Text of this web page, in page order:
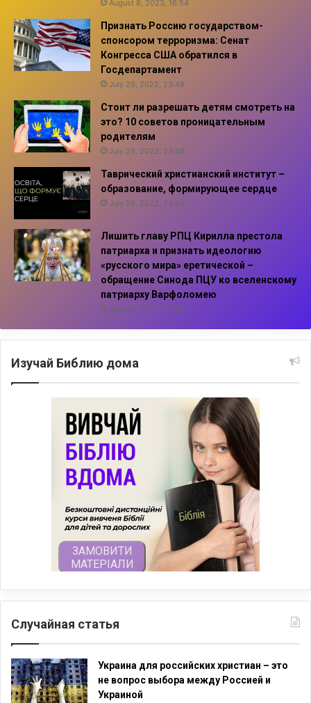
August 8, 2023, 16:54
Признать Россию государством-
спонсором терроризма: Сенат
Конгресса США обратился в
Госдепартамент
July 29, 2022, 23:49
Стоит ли разрешать детям смотреть на
это? 10 советов проницательным
родителям
July 29, 2022, 23:48
Таврический христианский институт –
образование, формирующее сердце
July 29, 2022, 23:43
Лишить главу РПЦ Кирилла престола
патриарха и признать идеологию
«русского мира» еретической –
обращение Синода ПЦУ ко вселенскому
патриарху Варфоломею
July 29, 2022, 23:42
Изучай Библию дома
Случайная статья
Украина для российских христиан – это
не вопрос выбора между Россией и
Украиной